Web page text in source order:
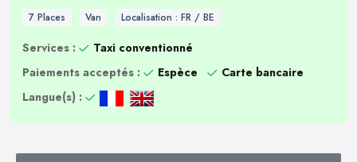
7 Places Van Localisation : FR / BE
Services :
Taxi conventionné
Paiements acceptés :
Espèce
Carte bancaire
Langue(s) :